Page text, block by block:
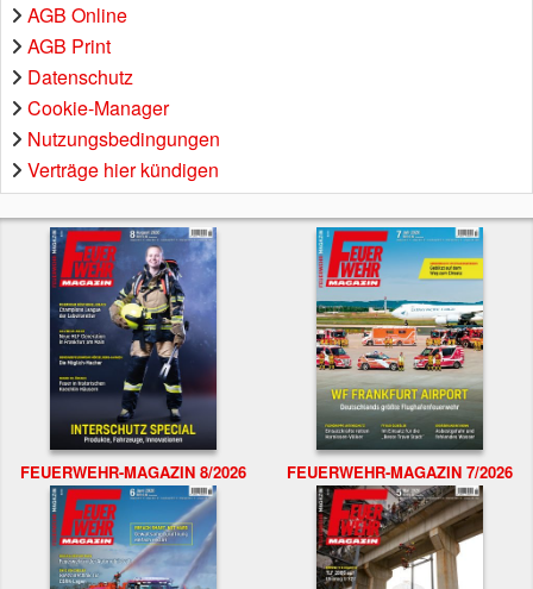
AGB Online
AGB Print
Datenschutz
Cookie-Manager
Nutzungsbedingungen
Verträge hier kündigen
FEUERWEHR-MAGAZIN 8/2026 FEUERWEHR-MAGAZIN 7/2026